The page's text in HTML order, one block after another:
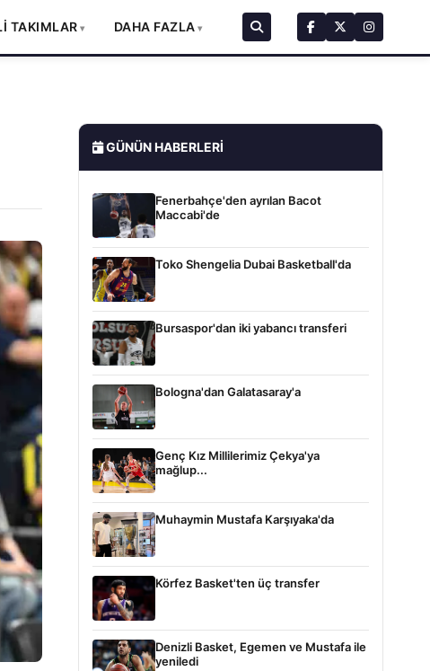
TAKIMLAR DAHA FAZLA
GÜNÜN HABERLERI
Fenerbahçe'den ayrılan Bacot
Maccabi'de
Toko Shengelia Dubai Basketball'da
Bursaspor'dan iki yabancı transferi
Bologna'dan Galatasaray'a
Genç Kız Millilerimiz Çekya'ya
mağlup...
Muhaymin Mustafa Karşıyaka'da
Körfez Basket'ten üç transfer
Denizli Basket, Egemen ve Mustafa ile
yeniledi